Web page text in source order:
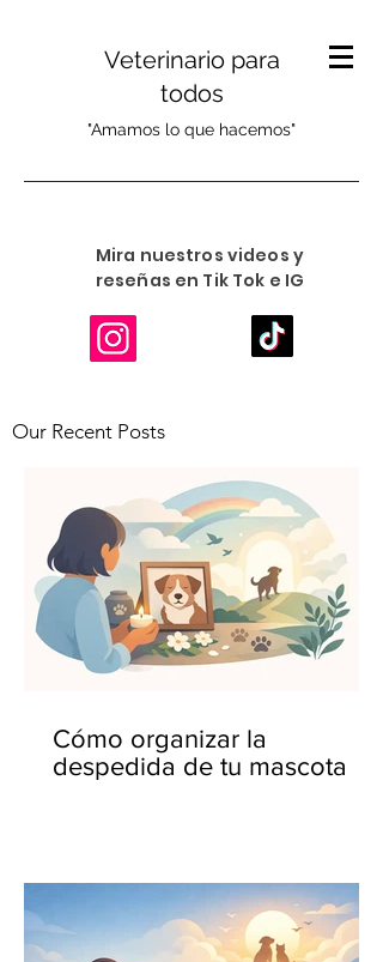
Veterinario para
todos
"Amamos lo que hacemos"
Mira nuestros videos y
reseñas en Tik Tok e IG
Our Recent Posts
Cómo organizar la
despedida de tu mascota